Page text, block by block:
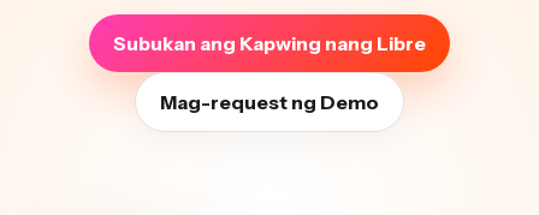
Subukan ang Kapwing nang Libre
Mag-request ng Demo